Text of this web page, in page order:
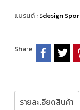
แบรนด์ :Sdesign
Share
รายละเอียดสินค้า